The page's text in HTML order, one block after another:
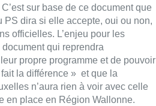
sur base de ce document que
PS dira si elle accepte, oui ou non,
officielles. L’enjeu pour les
qui reprendra
propre programme et de pouvoir
la différence » et que la
n’aura rien à voir avec celle
en place en Région Wallonne.